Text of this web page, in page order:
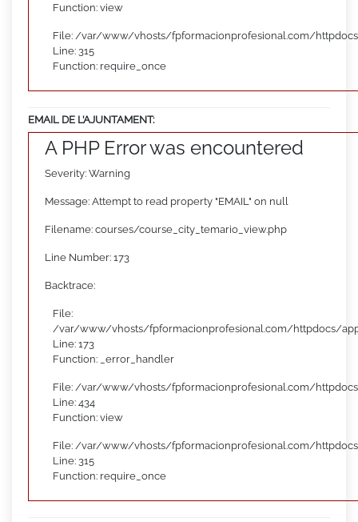
Function: view
File: /var/www/vhosts/fpformacionprofesional.com/
Line: 315
Function: require_once
EMAIL DE L’AJUNTAMENT:
A PHP Error was encountered
Severity: Warning
Message: Attempt to read property "EMAIL" on null
Filename: courses/course_city_temario_view.php
Line Number: 173
Backtrace:
File:
/var/www/vhosts/fpformacionprofesional.com/httpdocs/
Line: 173
Function: _error_handler
File: /var/www/vhosts/fpformacionprofesional.com/
Line: 434
Function: view
File: /var/www/vhosts/fpformacionprofesional.com/
Line: 315
Function: require_once